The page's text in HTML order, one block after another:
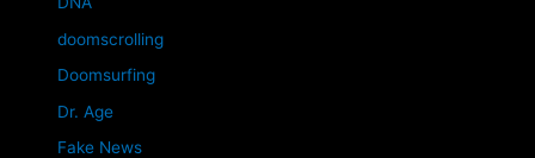
doomscrolling
Doomsurfing
Dr. Age
Fake News